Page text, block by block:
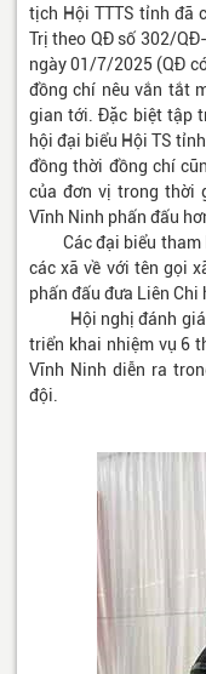
tịch Hội TTTS tỉnh đã
Trị theo QĐ số 302/
ngày 01/7/2025 (QĐ
đồng chí nêu vắn tắt
gian tới. Đặc biệt tập
hội đại biểu Hội TS
đồng thời đồng chí
của đơn vị trong thời
Vĩnh Ninh phấn đấu
Các đại biểu tham
các xã về với tên gọi
phấn đấu đưa Liên
Hội nghị đánh giá
triển khai nhiệm vụ 6
Vĩnh Ninh diễn ra
đội.